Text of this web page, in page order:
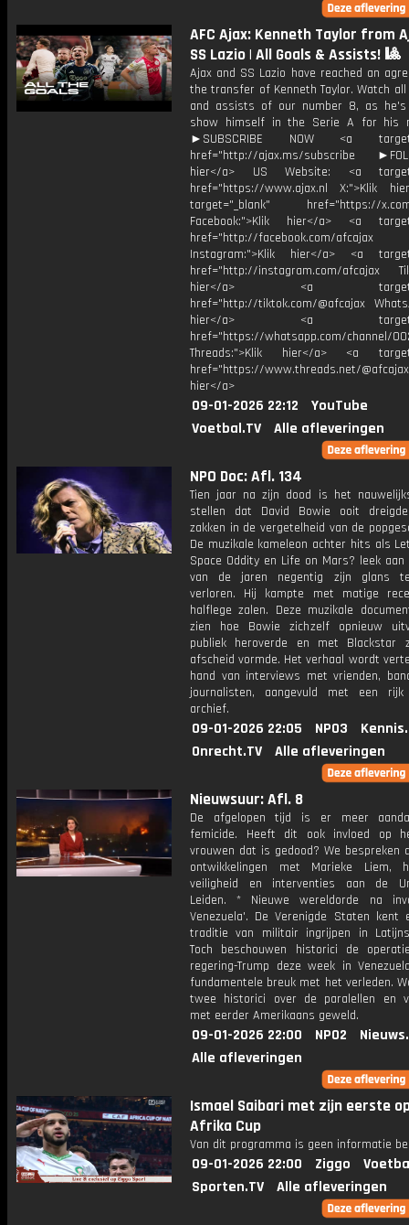
AFC Ajax: Kenneth Taylor from
SS Lazio | All Goals & Assists! 🎱
Ajax and SS Lazio have reached an
the transfer of Kenneth Taylor. Watch
and assists of our number 8, as
show himself in the Serie A for his
►SUBSCRIBE NOW <a
href="http://ajax.ms/subscribe
hier</a> US Website: <a
href="https://www.ajax.nl X:">Klik
target="_blank" href="https://x.com/
Facebook:">Klik hier</a> <a
href="http://facebook.com/afcajax
Instagram:">Klik hier</a> <a
href="http://instagram.com/afcajax
hier</a> <a
href="http://tiktok.com/@afcajax
hier</a> <a
href="https://whatsapp.com/channel/
Threads:">Klik hier</a> <a
href="https://www.threads.net/
hier</a>
09-01-2026 22:12
YouTube
Voetbal.TV
Alle afleveringen
NPO Doc: Afl. 134
Tien jaar na zijn dood is het
stellen dat David Bowie ooit
zakken in de vergetelheid van de
De muzikale kameleon achter hits als
Space Oddity en Life on Mars? leek
van de jaren negentig zijn glans
verloren. Hij kampte met matige
halflege zalen. Deze muzikale
zien hoe Bowie zichzelf opnieuw
publiek heroverde en met Blackstar
afscheid vormde. Het verhaal wordt
hand van interviews met vrienden,
journalisten, aangevuld met een rijk
archief.
09-01-2026 22:05 NPO3
Onrecht.TV
Alle afleveringen
Nieuwsuur: Afl. 8
De afgelopen tijd is er meer
femicide. Heeft dit ook invloed op
vrouwen dat is gedood? We bespreken
ontwikkelingen met Marieke Liem,
veiligheid en interventies aan de
Leiden. * Nieuwe wereldorde na
Venezuela'. De Verenigde Staten kent
traditie van militair ingrijpen in
Toch beschouwen historici de
regering-Trump deze week in
fundamentele breuk met het verleden.
twee historici over de paralellen en
met eerder Amerikaans geweld.
09-01-2026 22:00 NPO2
Alle afleveringen
Ismael Saibari met zijn eerste
Afrika Cup
Van dit programma is geen informatie
09-01-2026 22:00 Ziggo
Sporten.TV
Alle afleveringen